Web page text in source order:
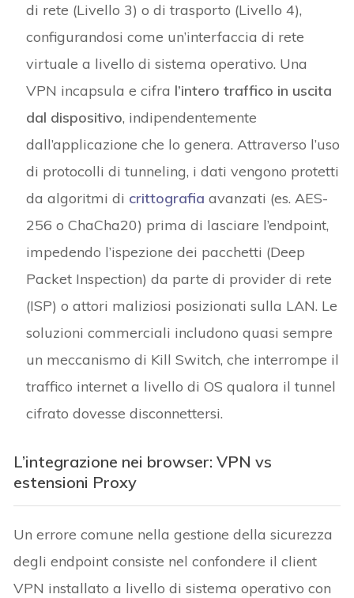
di rete (Livello 3) o di trasporto (Livello 4),
configurandosi come un’interfaccia di rete
virtuale a livello di sistema operativo. Una
VPN incapsula e cifra l’intero traffico in uscita
dal dispositivo, indipendentemente
dall’applicazione che lo genera. Attraverso l’uso
di protocolli di tunneling, i dati vengono protetti
da algoritmi di crittografia avanzati (es. AES-
256 o ChaCha20) prima di lasciare l’endpoint,
impedendo l’ispezione dei pacchetti (Deep
Packet Inspection) da parte di provider di rete
(ISP) o attori maliziosi posizionati sulla LAN. Le
soluzioni commerciali includono quasi sempre
un meccanismo di Kill Switch, che interrompe il
traffico internet a livello di OS qualora il tunnel
cifrato dovesse disconnettersi.
L’integrazione nei browser: VPN vs
estensioni Proxy
Un errore comune nella gestione della sicurezza
degli endpoint consiste nel confondere il client
VPN installato a livello di sistema operativo con